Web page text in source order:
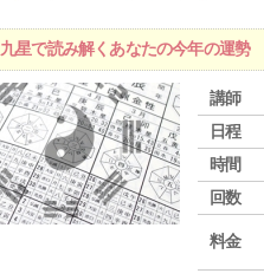
九星で読み解くあなたの今年の運勢
講師
日程
時間
回数
料金